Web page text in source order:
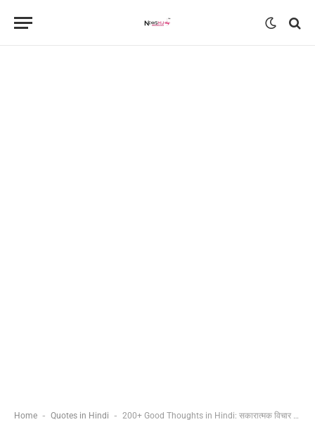
Home - Quotes in Hindi - 200+ Good Thoughts in Hindi: सकारात्मक विचार जो आपका दिन बना देंगे